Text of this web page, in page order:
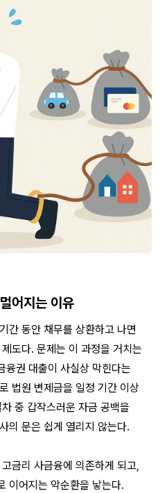
어지는 이유
간 동안 채무를 상환하고 나면
도다. 문제는 이 과정을 거치는
융권 대출이 사실상 막힌다는
법원 변제금을 일정 기간 이상
중 갑작스러운 자금 공백을
의 문은 쉽게 열리지 않는다.
금리 사금융에 의존하게 되고,
이어지는 악순환을 낳는다.